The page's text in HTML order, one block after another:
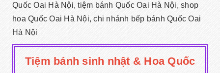
Quốc Oai Hà Nội, tiệm bánh Quốc Oai Hà Nội, shop
hoa Quốc Oai Hà Nội, chi nhánh bếp bánh Quốc Oai
Hà Nội
Tiệm bánh sinh nhật & Hoa Quốc